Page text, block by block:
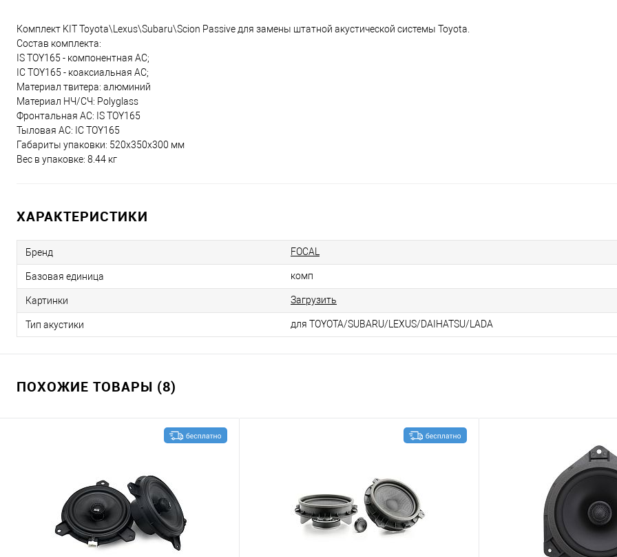
Комплект KIT Toyota\Lexus\Subaru\Scion Passive для замены штатной акустической системы Toyota.
Состав комплекта:
IS TOY165 - компонентная АС;
IC TOY165 - коаксиальная АС;
Материал твитера: алюминий
Материал НЧ/СЧ: Polyglass
Фронтальная АС: IS TOY165
Тыловая АС: IC TOY165
Габариты упаковки: 520х350х300 мм
Вес в упаковке: 8.44 кг
ХАРАКТЕРИСТИКИ
Бренд FOCAL
Базовая единица комп
Картинки Загрузить
Тип акустики для TOYOTA/SUBARU/LEXUS/DAIHATSU/LADA
ПОХОЖИЕ ТОВАРЫ (8)